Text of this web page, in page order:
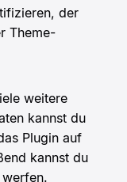
der
Theme-
weitere
kannst du
Plugin auf
kannst du